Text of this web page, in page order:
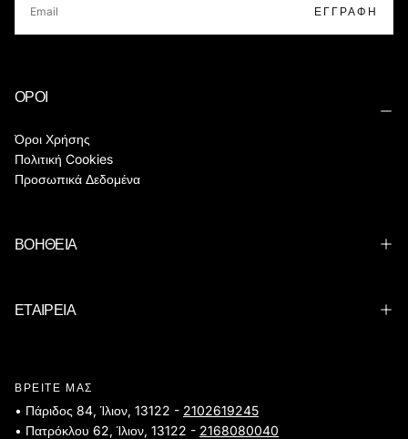
ΕΓΓΡΑΦΉ
ΟΡΟΙ
Όροι Χρήσης
Πολιτική Cookies
Προσωπικά Δεδομένα
ΒΟΗΘΕΙΑ
ΕΤΑΙΡΕΙΑ
ΒΡΕΙΤΕ ΜΑΣ
• Πάριδος 84, Ίλιον, 13122 - 2102619245
• Πατρόκλου 62, Ίλιον, 13122 - 2168080040